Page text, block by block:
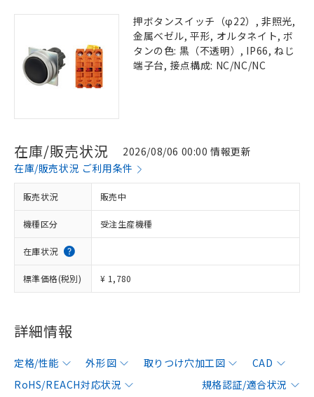
押ボタンスイッチ（φ22）, 非照光,
金属ベゼル, 平形, オルタネイト, ボ
タンの色: 黒（不透明）, IP66, ねじ
端子台, 接点構成: NC/NC/NC
在庫/販売状況
2026/08/06 00:00 情報更新
在庫/販売状況 ご利用条件
販売状況 販売中
機種区分 受注生産機種
在庫状況
標準価格(税別) ¥ 1,780
詳細情報
定格/性能 外形図 取りつけ穴加工図
CAD
RoHS/REACH対応状況
規格認証/適合状況